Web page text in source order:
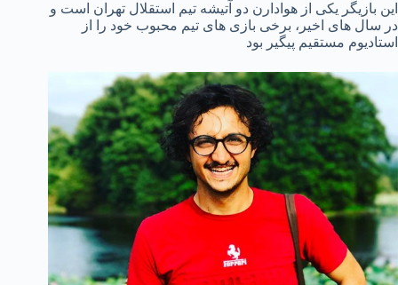
این بازیگر یکی از هوادارن دو آتیشه تیم استقلال تهران است و
در سال های اخیر، برخی بازی های تیم محبوب خود را از
استادیوم مستقیم پیگیر بود